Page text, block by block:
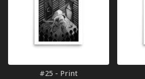
#25 - Print